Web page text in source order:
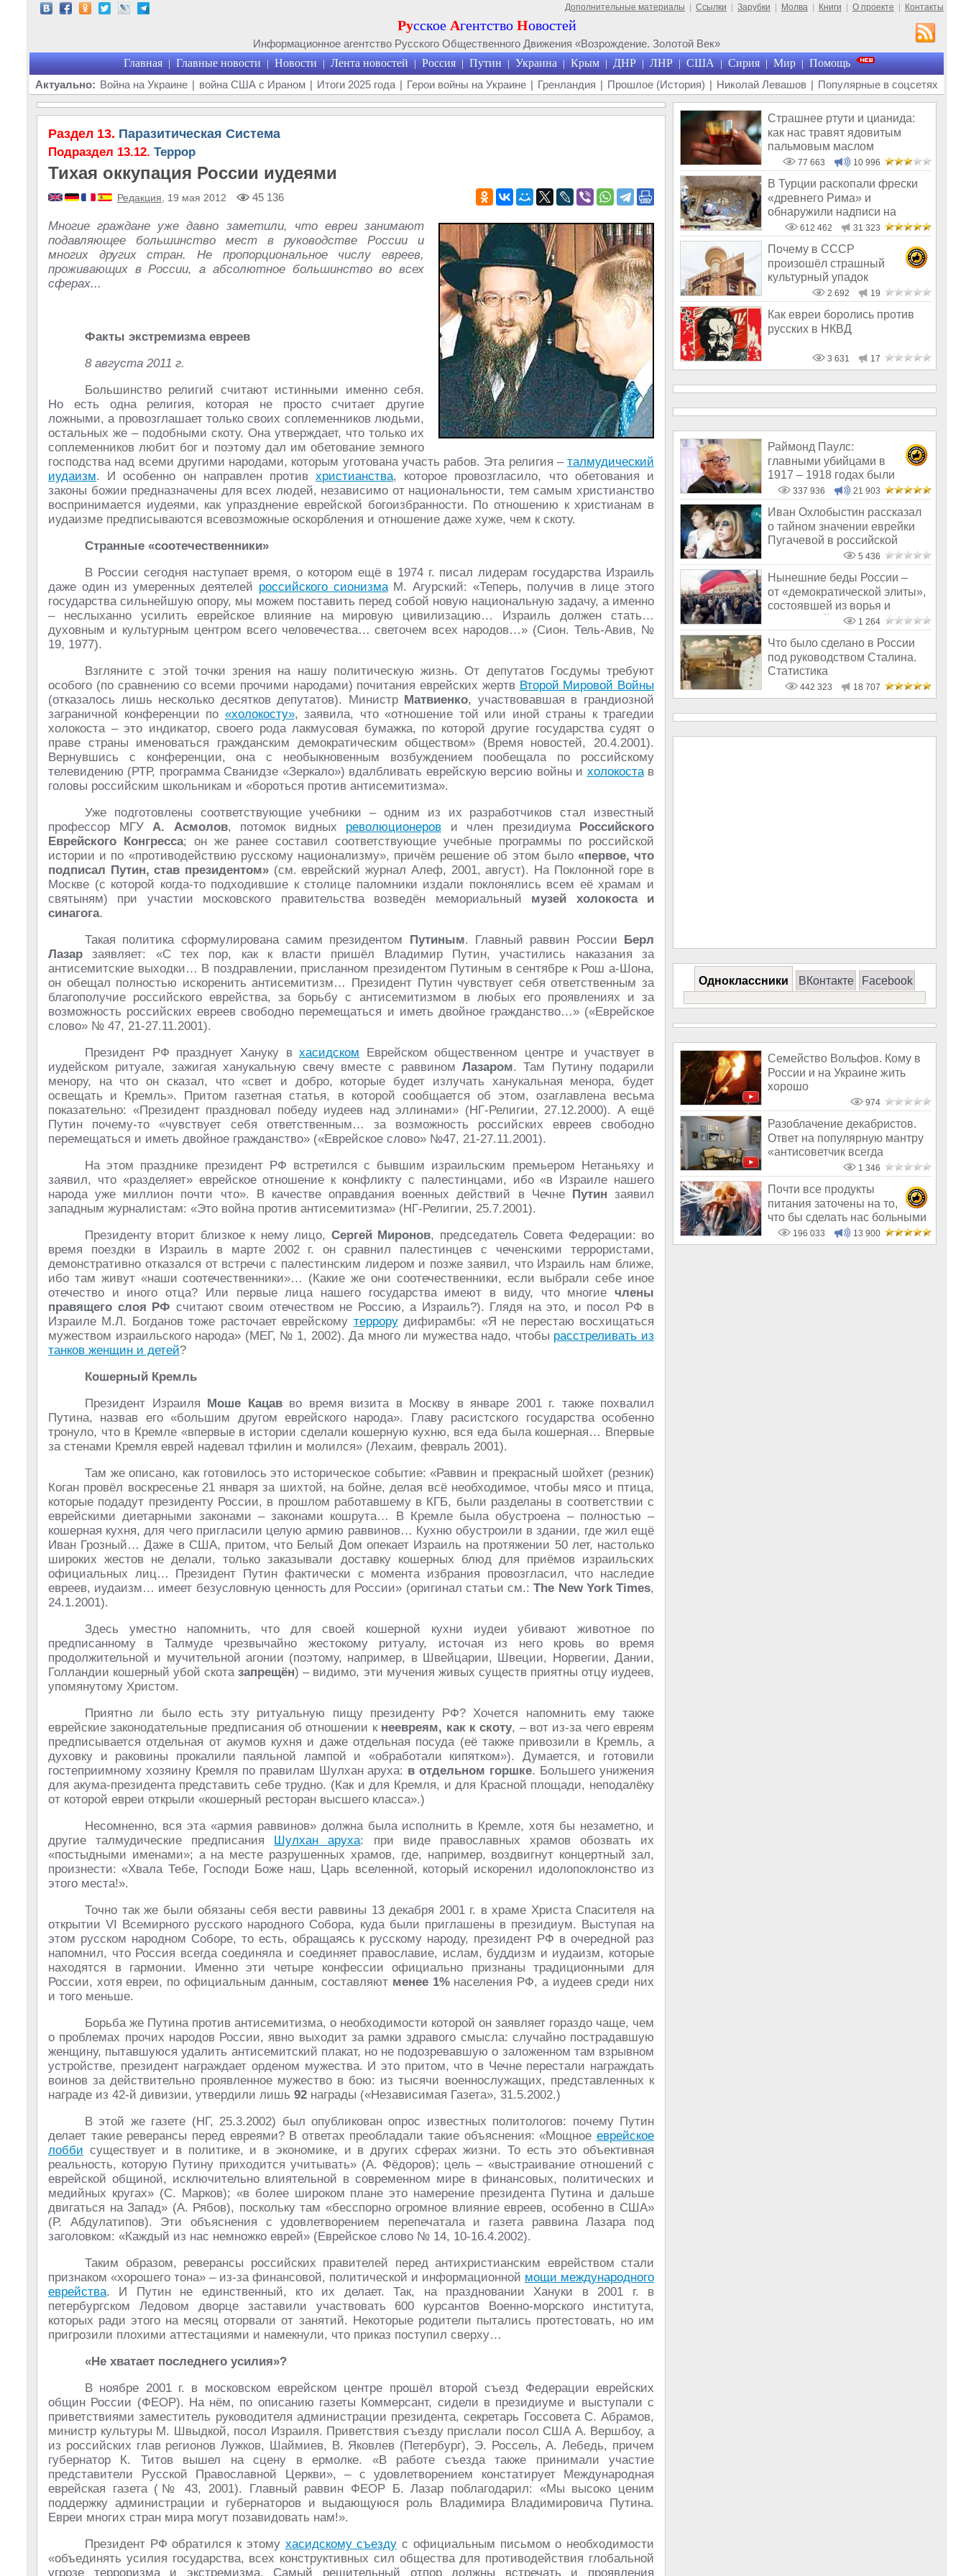
Дополнительные материалы Ссылки Зарубки Молва Книги О проекте Контакты
Русское Агентство Новостей
Информационное агентство Русского Общественного Движения «Возрождение. Золотой Век»
Главная | Главные новости | Новости | Лента новостей | Россия | Путин | Украина | Крым | ДНР | ЛНР | США | Сирия | Мир | Помощь
Актуально: Война на Украине | война США с Ираном | Итоги 2025 года | Герои войны на Украине | Гренландия | Прошлое (История) | Николай Левашов | Популярные в соцсетях
Раздел 13. Паразитическая Система
Подраздел 13.12. Террор
Тихая оккупация России иудеями
Редакция , 19 мая 2012 45 136
Многие граждане уже давно заметили, что евреи занимают
подавляющее большинство мест в руководстве России и
многих других стран. Не пропорциональное числу евреев,
проживающих в России, а абсолютное большинство во всех
сферах...
Факты экстремизма евреев
8 августа 2011 г.
Большинство религий считают истинными именно себя.
Но есть одна религия, которая не просто считает другие
ложными, а провозглашает только своих соплеменников людьми,
остальных же – подобными скоту. Она утверждает, что только их
соплеменников любит бог и поэтому дал им обетование земного
господства над всеми другими народами, которым уготована участь рабов. Эта религия – талмудический
иудаизм. И особенно он направлен противхристианства, которое провозгласило, что обетования и
законы божии предназначены для всех людей, независимо от национальности, тем самым христианство
воспринимается иудеями, как упразднение еврейской богоизбранности. По отношению к христианам в
иудаизме предписываются всевозможные оскорбления и отношение даже хуже, чем к скоту.
Странные «соотечественники»
В России сегодня наступает время, о котором ещё в 1974 г. писал лидерам государства Израиль
даже один из умеренных деятелей российского сионизмаМ. Агурский: «Теперь, получив в лице этого
государства сильнейшую опору, мы можем поставить перед собой новую национальную задачу, а именно
– неслыханно усилить еврейское влияние на мировую цивилизацию… Израиль должен стать…
духовным и культурным центром всего человечества… светочем всех народов…» (Сион. Тель-Авив, №
19, 1977).
Взгляните с этой точки зрения на нашу политическую жизнь. От депутатов Госдумы требуют
особого (по сравнению со всеми прочими народами) почитания еврейских жертв Второй Мировой Войны
(отказалось лишь несколько десятков депутатов). Министр Матвиенко, участвовавшая в грандиозной
заграничной конференции по «холокосту», заявила, что «отношение той или иной страны к трагедии
холокоста – это индикатор, своего рода лакмусовая бумажка, по которой другие государства судят о
праве страны именоваться гражданским демократическим обществом» (Время новостей, 20.4.2001).
Вернувшись с конференции, она с необыкновенным возбуждением пообещала по российскому
телевидению (РТР, программа Сванидзе «Зеркало») вдалбливать еврейскую версию войны и холокостав
головы российским школьникам и «бороться против антисемитизма».
Уже подготовлены соответствующие учебники – одним из их разработчиков стал известный
профессор МГУ А. Асмолов, потомок видных революционеров и член президиума Российского
Еврейского Конгресса; он же ранее составил соответствующие учебные программы по российской
истории и по «противодействию русскому национализму», причём решение об этом было «первое, что
подписал Путин, став президентом» (см. еврейский журнал Алеф, 2001, август). На Поклонной горе в
Москве (с которой когда-то подходившие к столице паломники издали поклонялись всем её храмам и
святыням) при участии московского правительства возведён мемориальный музей холокоста и
синагога.
Такая политика сформулирована самим президентом Путиным. Главный раввин России Берл
Лазар заявляет: «С тех пор, как к власти пришёл Владимир Путин, участились наказания за
антисемитские выходки… В поздравлении, присланном президентом Путиным в сентябре к Рош а-Шона,
он обещал полностью искоренить антисемитизм… Президент Путин чувствует себя ответственным за
благополучие российского еврейства, за борьбу с антисемитизмом в любых его проявлениях и за
возможность российских евреев свободно перемещаться и иметь двойное гражданство…» («Еврейское
слово» № 47, 21-27.11.2001).
Президент РФ празднует Хануку вхасидском Еврейском общественном центре и участвует в
иудейском ритуале, зажигая ханукальную свечу вместе с раввиномЛазаром. Там Путину подарили
менору, на что он сказал, что «свет и добро, которые будет излучать ханукальная менора, будет
освещать и Кремль». Притом газетная статья, в которой сообщается об этом, озаглавлена весьма
показательно: «Президент праздновал победу иудеев над эллинами» (НГ-Религии, 27.12.2000). А ещё
Путин почему-то «чувствует себя ответственным… за возможность российских евреев свободно
перемещаться и иметь двойное гражданство» («Еврейское слово» №47, 21-27.11.2001).
На этом празднике президент РФ встретился с бывшим израильским премьером Нетаньяху и
заявил, что «разделяет» еврейское отношение к конфликту с палестинцами, ибо «в Израиле нашего
народа уже миллион почти что». В качестве оправдания военных действий в Чечне Путин заявил
западным журналистам: «Это война против антисемитизма» (НГ-Религии, 25.7.2001).
Президенту вторит близкое к нему лицо, Сергей Миронов, председатель Совета Федерации: во
время поездки в Израиль в марте 2002 г. он сравнил палестинцев с чеченскими террористами,
демонстративно отказался от встречи с палестинским лидером и позже заявил, что Израиль нам ближе,
ибо там живут «наши соотечественники»… (Какие же они соотечественники, если выбрали себе иное
отечество и иного отца? Или первые лица нашего государства имеют в виду, что многие члены
правящего слоя РФ считают своим отечеством не Россию, а Израиль?). Глядя на это, и посол РФ в
Израиле М.Л. Богданов тоже расточает еврейскому террорудифирамбы: «Я не перестаю восхищаться
мужеством израильского народа» (МЕГ, № 1, 2002). Да много ли мужества надо, чтобы расстреливать из
танков женщин и детей?
Кошерный Кремль
Президент Израиля Моше Кацавво время визита в Москву в январе 2001 г. также похвалил
Путина, назвав его «большим другом еврейского народа». Главу расистского государства особенно
тронуло, что в Кремле «впервые в истории сделали кошерную кухню, вся еда была кошерная… Впервые
за стенами Кремля еврей надевал тфилин и молился» (Лехаим, февраль 2001).
Там же описано, как готовилось это историческое событие: «Раввин и прекрасный шойхет (резник)
Коган провёл воскресенье 21 января за шихтой, на бойне, делая всё необходимое, чтобы мясо и птица,
которые подадут президенту России, в прошлом работавшему в КГБ, были разделаны в соответствии с
еврейскими диетарными законами – законами кошрута… В Кремле была обустроена – полностью –
кошерная кухня, для чего пригласили целую армию раввинов… Кухню обустроили в здании, где жил ещё
Иван Грозный… Даже в США, притом, что Белый Дом опекает Израиль на протяжении 50 лет, настолько
широких жестов не делали, только заказывали доставку кошерных блюд для приёмов израильских
официальных лиц… Президент Путин фактически с момента избрания провозгласил, что наследие
евреев, иудаизм… имеет безусловную ценность для России» (оригинал статьи см.:The New York Times,
24.1.2001).
Здесь уместно напомнить, что для своей кошерной кухни иудеи убивают животное по
предписанному в Талмуде чрезвычайно жестокому ритуалу, источая из него кровь во время
продолжительной и мучительной агонии (поэтому, например, в Швейцарии, Швеции, Норвегии, Дании,
Голландии кошерный убой скотазапрещён) – видимо, эти мучения живых существ приятны отцу иудеев,
упомянутому Христом.
Приятно ли было есть эту ритуальную пищу президенту РФ? Хочется напомнить ему также
еврейские законодательные предписания об отношении к неевреям, как к скоту, – вот из-за чего евреям
предписывается отдельная от акумов кухня и даже отдельная посуда (её также привозили в Кремль, а
духовку и раковины прокалили паяльной лампой и «обработали кипятком»). Думается, и готовили
гостеприимному хозяину Кремля по правилам Шулхан аруха: в отдельном горшке. Большего унижения
для акума-президента представить себе трудно. (Как и для Кремля, и для Красной площади, неподалёку
от которой евреи открыли «кошерный ресторан высшего класса».)
Несомненно, вся эта «армия раввинов» должна была исполнить в Кремле, хотя бы незаметно, и
другие талмудические предписания Шулхан аруха: при виде православных храмов обозвать их
«постыдными именами»; а на месте разрушенных храмов, где, например, воздвигнут концертный зал,
произнести: «Хвала Тебе, Господи Боже наш, Царь вселенной, который искоренил идолопоклонство из
этого места!».
Точно так же были обязаны себя вести раввины 13 декабря 2001 г. в храме Христа Спасителя на
открытии VI Всемирного русского народного Собора, куда были приглашены в президиум. Выступая на
этом русском народном Соборе, то есть, обращаясь к русскому народу, президент РФ в очередной раз
напомнил, что Россия всегда соединяла и соединяет православие, ислам, буддизм и иудаизм, которые
находятся в гармонии. Именно эти четыре конфессии официально признаны традиционными для
России, хотя евреи, по официальным данным, составляют менее 1%населения РФ, а иудеев среди них
и того меньше.
Борьба же Путина против антисемитизма, о необходимости которой он заявляет гораздо чаще, чем
о проблемах прочих народов России, явно выходит за рамки здравого смысла: случайно пострадавшую
женщину, пытавшуюся удалить антисемитский плакат, но не подозревавшую о заложенном там взрывном
устройстве, президент награждает орденом мужества. И это притом, что в Чечне перестали награждать
воинов за действительно проявленное мужество в бою: из тысячи военнослужащих, представленных к
награде из 42-й дивизии, утвердили лишь 92 награды («Независимая Газета», 31.5.2002.)
В этой же газете (НГ, 25.3.2002) был опубликован опрос известных политологов: почему Путин
делает такие реверансы перед евреями? В ответах преобладали такие объяснения: «Мощное еврейское
лобби существует и в политике, и в экономике, и в других сферах жизни. То есть это объективная
реальность, которую Путину приходится учитывать» (А. Фёдоров); цель – «выстраивание отношений с
еврейской общиной, исключительно влиятельной в современном мире в финансовых, политических и
медийных кругах» (С. Марков); «в более широком плане это намерение президента Путина и дальше
двигаться на Запад» (А. Рябов), поскольку там «бесспорно огромное влияние евреев, особенно в США»
(Р. Абдулатипов). Эти объяснения с удовлетворением перепечатала и газета раввина Лазара под
заголовком: «Каждый из нас немножко еврей» (Еврейское слово № 14, 10-16.4.2002).
Таким образом, реверансы российских правителей перед антихристианским еврейством стали
признаком «хорошего тона» – из-за финансовой, политической и информационной мощи международного
еврейства. И Путин не единственный, кто их делает. Так, на праздновании Хануки в 2001 г. в
петербургском Ледовом дворце заставили участвовать 600 курсантов Военно-морского института,
которых ради этого на месяц оторвали от занятий. Некоторые родители пытались протестовать, но им
пригрозили плохими аттестациями и намекнули, что приказ поступил сверху…
«Не хватает последнего усилия»?
В ноябре 2001 г. в московском еврейском центре прошёл второй съезд Федерации еврейских
общин России (ФЕОР). На нём, по описанию газеты Коммерсант, сидели в президиуме и выступали с
приветствиями заместитель руководителя администрации президента, секретарь Госсовета С. Абрамов,
министр культуры М. Швыдкой, посол Израиля. Приветствия съезду прислали посол США А. Вершбоу, а
из российских глав регионов Лужков, Шаймиев, В. Яковлев (Петербург), Э. Россель, А. Лебедь, причем
губернатор К. Титов вышел на сцену в ермолке. «В работе съезда также принимали участие
представители Русской Православной Церкви», – с удовлетворением констатирует Международная
еврейская газета (№ 43, 2001). Главный раввин ФЕОР Б. Лазар поблагодарил: «Мы высоко ценим
поддержку администрации и губернаторов и выдающуюся роль Владимира Владимировича Путина.
Евреи многих стран мира могут позавидовать нам!».
Президент РФ обратился к этому хасидскому съезду с официальным письмом о необходимости
«объединять усилия государства, всех конструктивных сил общества для противодействия глобальной
угрозе терроризма и экстремизма. Самый решительный отпор должны встречать и проявления
Страшнее ртути и цианида:
как нас травят ядовитым
пальмовым маслом
77 663 10 996
В Турции раскопали фрески
«древнего Рима» и
обнаружили надписи на
Русском!612 462 31 323
Почему в СССР
произошёл страшный
культурный упадок
2 692 19
Как евреи боролись против
русских в НКВД
3 631 17
Раймонд Паулс:
главными убийцами в
1917 – 1918 годах были
латыши и евреи, а не русс
337 936 21 903
Иван Охлобыстин рассказал
о тайном значении еврейки
Пугачевой в российской
5 436
Нынешние беды России –
от «демократической элиты»,
состоявшей из ворья и
1 264
Что было сделано в России
под руководством Сталина.
Статистика
442 323 18 707
Одноклассники ВКонтакте Facebook
Семейство Вольфов. Кому в
России и на Украине жить
хорошо
974
Разоблачение декабристов.
Ответ на популярную мантру
«антисоветчик всегда
1 346
Почти все продукты
питания заточены на то,
что бы сделать нас больными
и бесплодным
196 033 13 900